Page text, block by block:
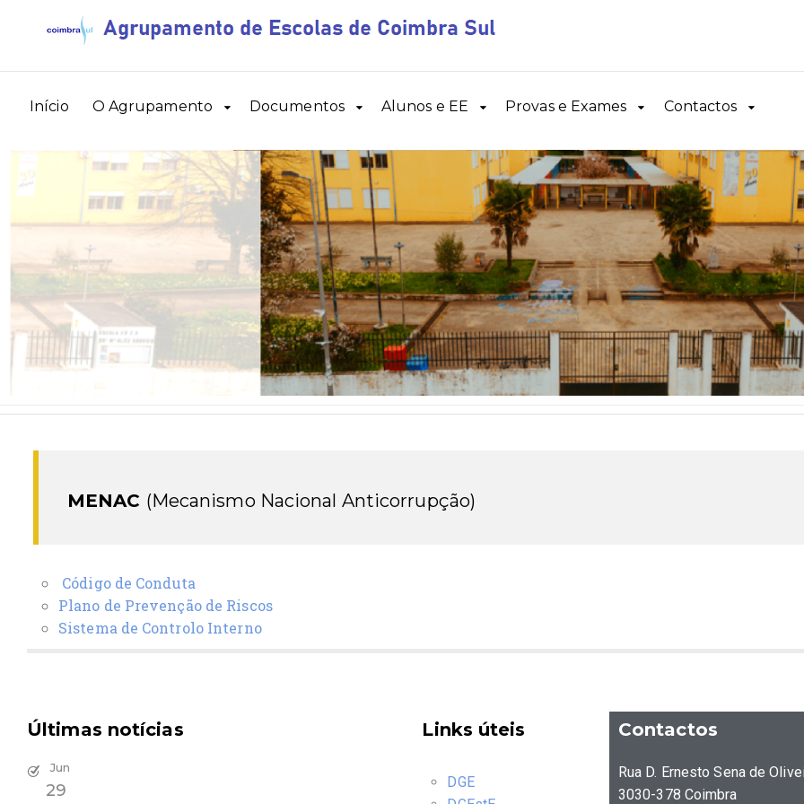
Início O Agrupamento Documentos Alunos e EE Provas e Exames Contactos
MENAC (Mecanismo Nacional Anticorrupção)
Código de Conduta
Plano de Prevenção de Riscos
Sistema de Controlo Interno
Últimas notícias
Jun
29
Links úteis
DGE
Contactos
Rua D. Ernesto Sena de
3030-378 Coimbra